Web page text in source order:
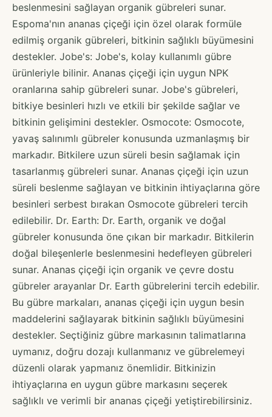
beslenmesini sağlayan organik gübreleri sunar.
Espoma'nın ananas çiçeği için özel olarak formüle
edilmiş organik gübreleri, bitkinin sağlıklı büyümesini
destekler. Jobe's: Jobe's, kolay kullanımlı gübre
ürünleriyle bilinir. Ananas çiçeği için uygun NPK
oranlarına sahip gübreleri sunar. Jobe's gübreleri,
bitkiye besinleri hızlı ve etkili bir şekilde sağlar ve
bitkinin gelişimini destekler. Osmocote: Osmocote,
yavaş salınımlı gübreler konusunda uzmanlaşmış bir
markadır. Bitkilere uzun süreli besin sağlamak için
tasarlanmış gübreleri sunar. Ananas çiçeği için uzun
süreli beslenme sağlayan ve bitkinin ihtiyaçlarına göre
besinleri serbest bırakan Osmocote gübreleri tercih
edilebilir. Dr. Earth: Dr. Earth, organik ve doğal
gübreler konusunda öne çıkan bir markadır. Bitkilerin
doğal bileşenlerle beslenmesini hedefleyen gübreleri
sunar. Ananas çiçeği için organik ve çevre dostu
gübreler arayanlar Dr. Earth gübrelerini tercih edebilir.
Bu gübre markaları, ananas çiçeği için uygun besin
maddelerini sağlayarak bitkinin sağlıklı büyümesini
destekler. Seçtiğiniz gübre markasının talimatlarına
uymanız, doğru dozajı kullanmanız ve gübrelemeyi
düzenli olarak yapmanız önemlidir. Bitkinizin
ihtiyaçlarına en uygun gübre markasını seçerek
sağlıklı ve verimli bir ananas çiçeği yetiştirebilirsiniz.